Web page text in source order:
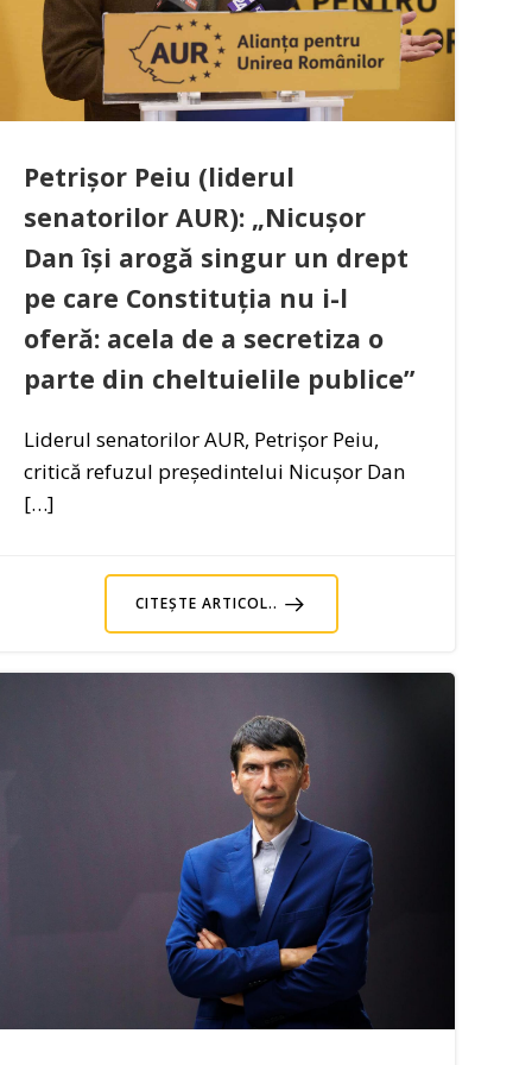
Petrișor Peiu (liderul
senatorilor AUR): „Nicușor
Dan își arogă singur un drept
pe care Constituția nu i-l
oferă: acela de a secretiza o
parte din cheltuielile publice”
Liderul senatorilor AUR, Petrișor Peiu,
critică refuzul președintelui Nicușor Dan
[…]
CITEȘTE ARTICOL..